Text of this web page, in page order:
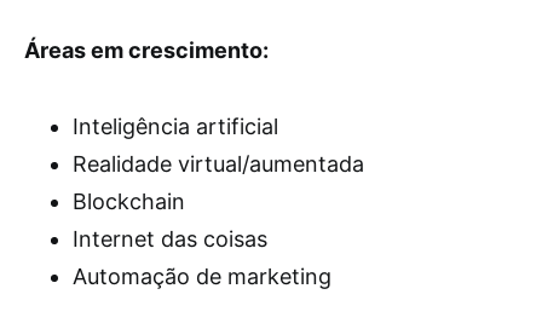
Áreas em crescimento:
Inteligência artificial
Realidade virtual/aumentada
Blockchain
Internet das coisas
Automação de marketing